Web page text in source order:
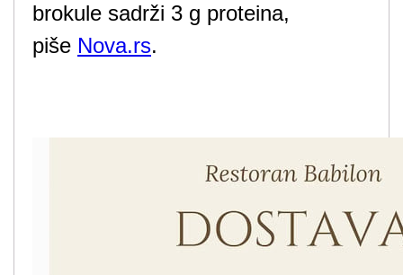
brokule sadrži 3 g proteina,
piše Nova.rs.